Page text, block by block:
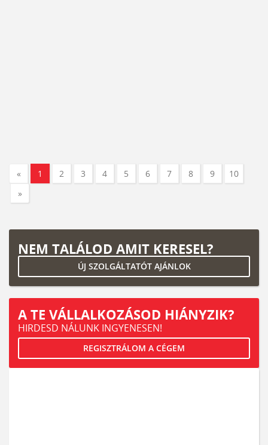
« 1 2 3 4 5 6 7 8 9
10
»
NEM TALÁLOD AMIT KERESEL?
ÚJ SZOLGÁLTATÓT AJÁNLOK
A TE VÁLLALKOZÁSOD HIÁNYZIK?
HIRDESD NÁLUNK INGYENESEN!
REGISZTRÁLOM A CÉGEM